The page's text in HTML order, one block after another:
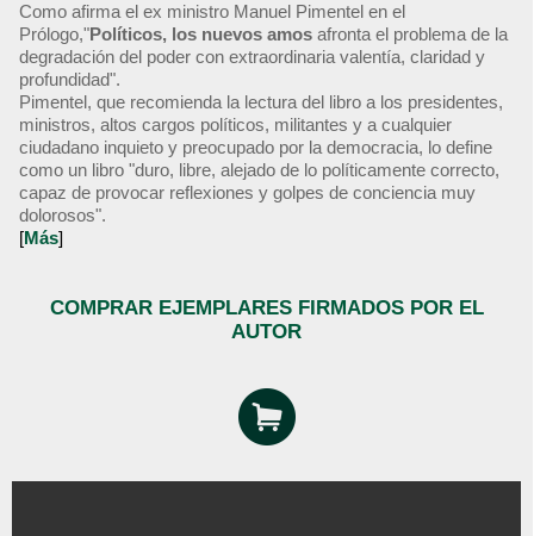
Como afirma el ex ministro Manuel Pimentel en el
Prólogo,"Políticos, los nuevos amos afronta el problema de la
degradación del poder con extraordinaria valentía, claridad y
profundidad".
Pimentel, que recomienda la lectura del libro a los presidentes,
ministros, altos cargos políticos, militantes y a cualquier
ciudadano inquieto y preocupado por la democracia, lo define
como un libro "duro, libre, alejado de lo políticamente correcto,
capaz de provocar reflexiones y golpes de conciencia muy
dolorosos".
[Más]
COMPRAR EJEMPLARES FIRMADOS POR EL
AUTOR